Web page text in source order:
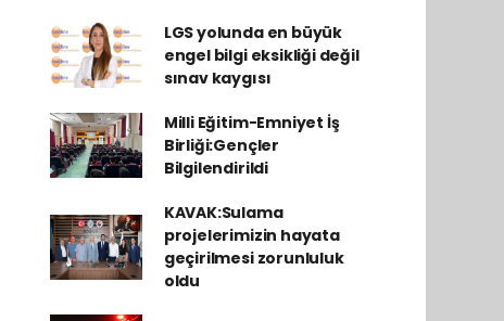
LGS yolunda en büyük
engel bilgi eksikliği değil
sınav kaygısı
Milli Eğitim-Emniyet İş
Birliği:Gençler
Bilgilendirildi
KAVAK:Sulama
projelerimizin hayata
geçirilmesi zorunluluk
oldu